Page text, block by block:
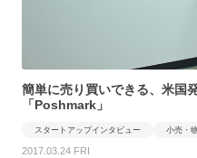
簡単に売り買いできる、米国
「Poshmark」
スタートアップインタビュー 小売・
2017.03.24 FRI